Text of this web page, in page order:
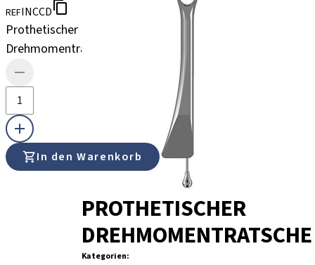
REFINCCD
Prothetischer
Drehmomentratsche
In den Warenkorb
PROTHETISCHER
DREHMOMENTRATSCHE
Kategorien: